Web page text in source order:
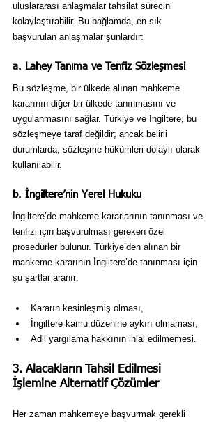
uluslararası anlaşmalar tahsilat sürecini
kolaylaştırabilir. Bu bağlamda, en sık
başvurulan anlaşmalar şunlardır:
a. Lahey Tanıma ve Tenfiz Sözleşmesi
Bu sözleşme, bir ülkede alınan mahkeme
kararının diğer bir ülkede tanınmasını ve
uygulanmasını sağlar. Türkiye ve İngiltere, bu
sözleşmeye taraf değildir; ancak belirli
durumlarda, sözleşme hükümleri dolaylı olarak
kullanılabilir.
b. İngiltere’nin Yerel Hukuku
İngiltere’de mahkeme kararlarının tanınması ve
tenfizi için başvurulması gereken özel
prosedürler bulunur. Türkiye’den alınan bir
mahkeme kararının İngiltere’de tanınması için
şu şartlar aranır:
Kararın kesinleşmiş olması,
İngiltere kamu düzenine aykırı olmaması,
Adil yargılama hakkının ihlal edilmemesi.
3. Alacakların Tahsil Edilmesi
İşlemine Alternatif Çözümler
Her zaman mahkemeye başvurmak gerekli